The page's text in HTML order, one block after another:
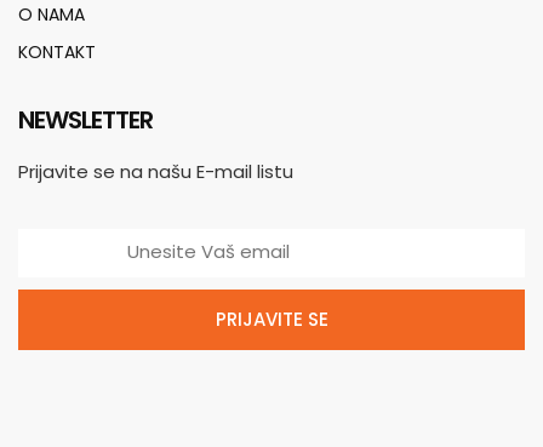
O NAMA
KONTAKT
NEWSLETTER
Prijavite se na našu E-mail listu
PRIJAVITE SE